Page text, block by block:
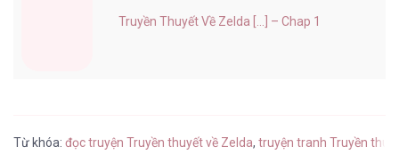
Truyền Thuyết Về Zelda [...] – Chap 1
Từ khóa: đọc truyện Truyền thuyết về Zelda, truyện tranh Truyền